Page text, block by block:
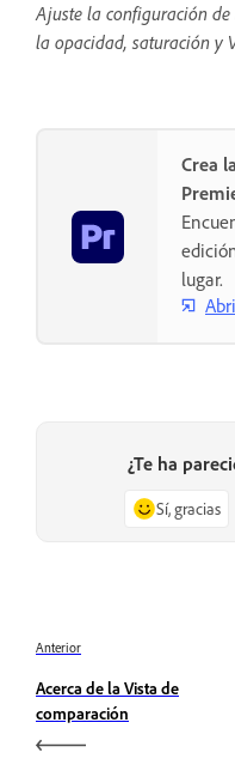
Ajuste la configuración
la opacidad, saturación y
Crea
lugar.
¿Te ha
Sí, gracias
Anterior
Acerca de la Vista de
comparación